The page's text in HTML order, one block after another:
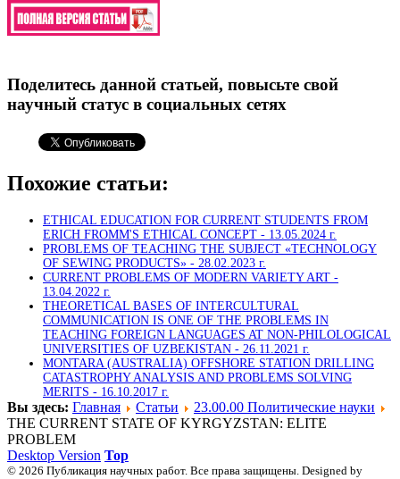
Поделитесь данной статьей, повысьте свой
научный статус в социальных сетях
Похожие статьи:
ETHICAL EDUCATION FOR CURRENT STUDENTS FROM
ERICH FROMM'S ETHICAL CONCEPT - 13.05.2024 г.
PROBLEMS OF TEACHING THE SUBJECT «TECHNOLOGY
OF SEWING PRODUCTS» - 28.02.2023 г.
CURRENT PROBLEMS OF MODERN VARIETY ART -
13.04.2022 г.
THEORETICAL BASES OF INTERCULTURAL
COMMUNICATION IS ONE OF THE PROBLEMS IN
TEACHING FOREIGN LANGUAGES AT NON-PHILOLOGICAL
UNIVERSITIES OF UZBEKISTAN - 26.11.2021 г.
MONTARA (AUSTRALIA) OFFSHORE STATION DRILLING
CATASTROPHY ANALYSIS AND PROBLEMS SOLVING
MERITS - 16.10.2017 г.
Вы здесь: Главная Статьи
23.00.00 Политические науки
THE CURRENT STATE OF KYRGYZSTAN: ELITE
PROBLEM
Desktop Version Top
© 2026 Публикация научных работ. Все права защищены. Designed by